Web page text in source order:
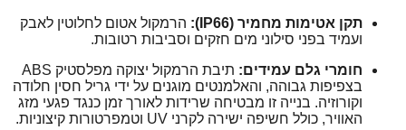
תקן אטימות מחמיר (IP66):
הרמקול אטום לחלוטין לאבק
ועמיד בפני סילוני מים חזקים וסביבות רטובות.
חומרי גלם עמידים:
תיבת הרמקול יצוקה מפלסטיק ABS
בצפיפות גבוהה, והאלמנטים מוגנים על ידי גריל חסין חלודה
וקורוזיה. בנייה זו מבטיחה שרידות לאורך זמן כנגד פגעי מזג
האוויר, כולל חשיפה ישירה לקרני UV וטמפרטורות קיצוניות.